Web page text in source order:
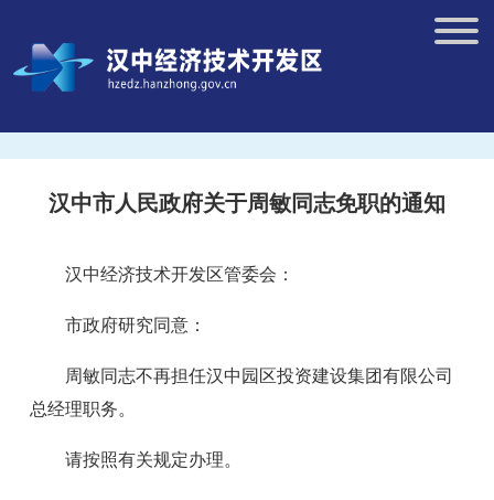
汉中市人民政府关于周敏同志免职的通知
汉中经济技术开发区管委会：
市政府研究同意：
周敏同志不再担任汉中园区投资建设集团有限公司
总经理职务。
请按照有关规定办理。